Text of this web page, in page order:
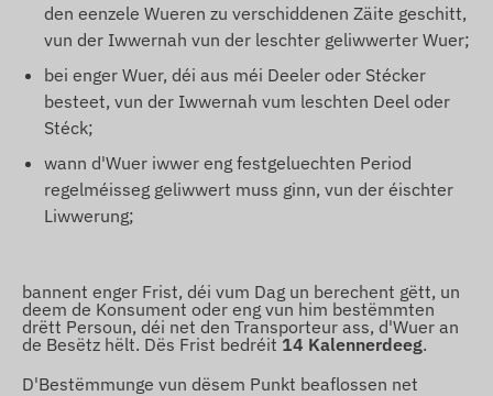
den eenzele Wueren zu verschiddenen Zäite geschitt,
vun der Iwwernah vun der leschter geliwwerter Wuer;
bei enger Wuer, déi aus méi Deeler oder Stécker
besteet, vun der Iwwernah vum leschten Deel oder
Stéck;
wann d'Wuer iwwer eng festgeluechten Period
regelméisseg geliwwert muss ginn, vun der éischter
Liwwerung;
bannent enger Frist, déi vum Dag un berechent gëtt, un
deem de Konsument oder eng vun him bestëmmten
drëtt Persoun, déi net den Transporteur ass, d'Wuer an
de Besëtz hëlt. Dës Frist bedréit 14 Kalennerdeeg.
D'Bestëmmunge vun dësem Punkt beaflossen net